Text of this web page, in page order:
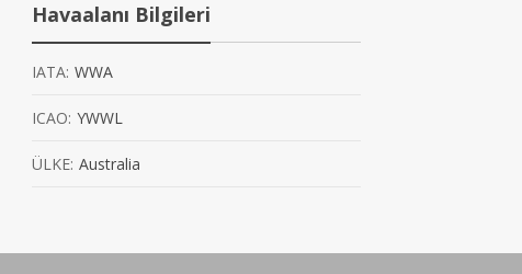
UÇAKLARI
Havaalanı Bilgileri
IATA: WWA
ICAO: YWWL
ÜLKE: Australia